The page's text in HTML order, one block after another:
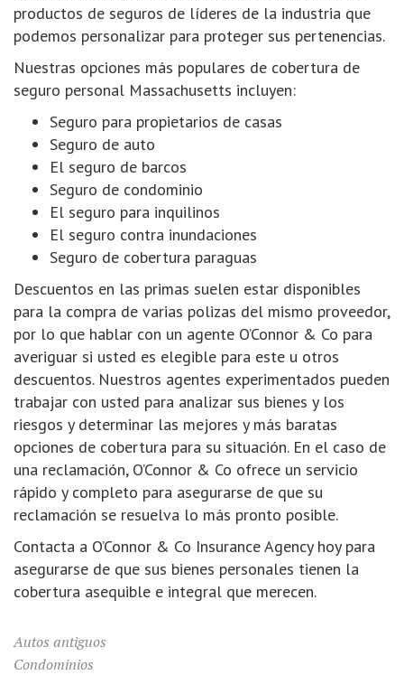
productos de seguros de líderes de la industria que
podemos personalizar para proteger sus pertenencias.
Nuestras opciones más populares de cobertura de
seguro personal Massachusetts incluyen:
Seguro para propietarios de casas
Seguro de auto
El seguro de barcos
Seguro de condominio
El seguro para inquilinos
El seguro contra inundaciones
Seguro de cobertura paraguas
Descuentos en las primas suelen estar disponibles
para la compra de varias polizas del mismo proveedor,
por lo que hablar con un agente O’Connor & Co para
averiguar si usted es elegible para este u otros
descuentos. Nuestros agentes experimentados pueden
trabajar con usted para analizar sus bienes y los
riesgos y determinar las mejores y más baratas
opciones de cobertura para su situación. En el caso de
una reclamación, O’Connor & Co ofrece un servicio
rápido y completo para asegurarse de que su
reclamación se resuelva lo más pronto posible.
Contacta a O’Connor & Co Insurance Agency hoy para
asegurarse de que sus bienes personales tienen la
cobertura asequible e integral que merecen.
Autos antiguos
Condominios